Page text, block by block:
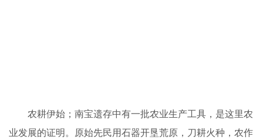
农耕伊始；南宝遗存中有一批农业生产工具，是这里农
业发展的证明。原始先民用石器开垦荒原，刀耕火种，农作